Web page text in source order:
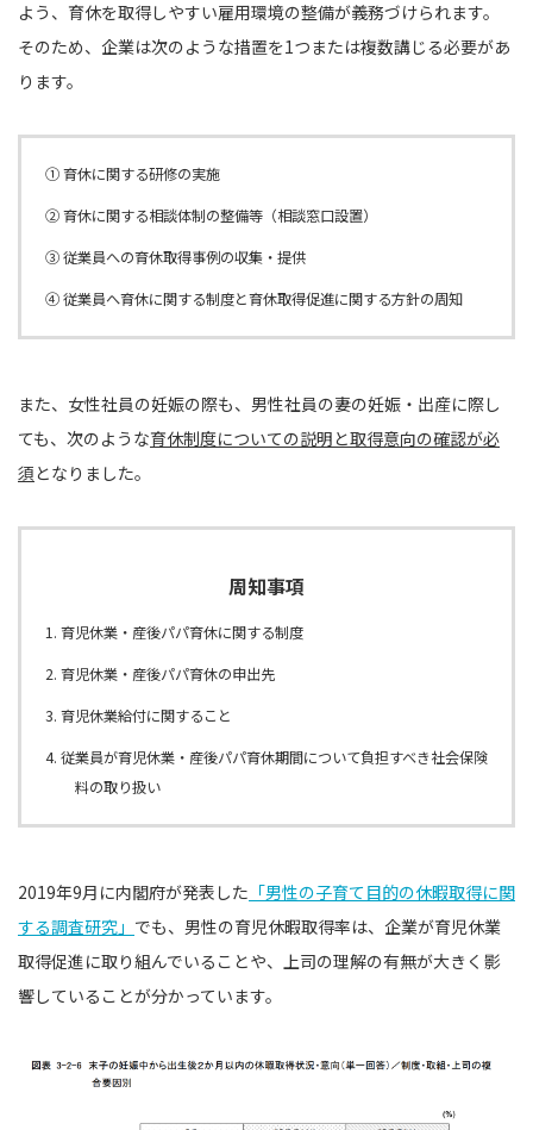
よう、育休を取得しやすい雇用環境の整備が義務づけられます。
そのため、企業は次のような措置を1つまたは複数講じる必要があ
ります。
① 育休に関する研修の実施
② 育休に関する相談体制の整備等（相談窓口設置）
③ 従業員への育休取得事例の収集・提供
④ 従業員へ育休に関する制度と育休取得促進に関する方針の周知
また、女性社員の妊娠の際も、男性社員の妻の妊娠・出産に際し
ても、次のような育休制度についての説明と取得意向の確認が必
須となりました。
周知事項
1. 育児休業・産後パパ育休に関する制度
2. 育児休業・産後パパ育休の申出先
3. 育児休業給付に関すること
4. 従業員が育児休業・産後パパ育休期間について負担すべき社会保険
料の取り扱い
2019年9月に内閣府が発表した 「男性の子育て目的の休暇取得に関
する調査研究」 でも、男性の育児休暇取得率は、企業が育児休業
取得促進に取り組んでいることや、上司の理解の有無が大きく影
響していることが分かっています。